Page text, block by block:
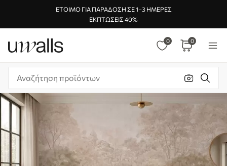
ΈΤΟΙΜΟ ΓΙΑ ΠΑΡΆΔΟΣΗ ΣΕ 1–3 ΗΜΈΡΕΣ
ΕΚΠΤΏΣΕΙΣ 40%
0 0